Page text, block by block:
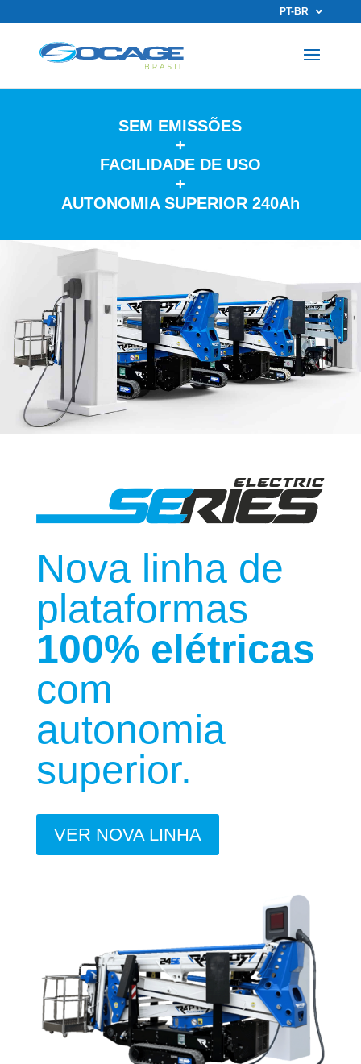
PT-BR
SEM EMISSÕES
+
FACILIDADE DE USO
+
AUTONOMIA SUPERIOR 240Ah
Nova linha de
plataformas
100% elétricas
com
autonomia
superior.
VER NOVA LINHA